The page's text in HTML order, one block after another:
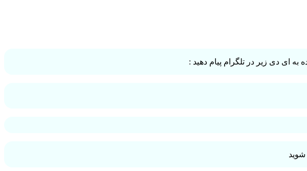
ای دی زیر در تلگرام پیام دهید :